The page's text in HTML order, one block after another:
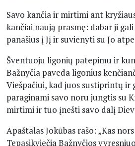
Savo kančia ir mirtimi ant
kančiai naują prasmę: dabar ji
panašius į Jį ir suvienyti su Jo
Šventuoju ligonių patepimu ir
Bažnyčia paveda ligonius
Viešpačiui, kad juos sustiprintų ir
paraginami savo noru jungtis su
mirtimi ir tuo įnešti savo dalį
Apaštalas Jokūbas rašo: „Kas
Tepasikviečia Bažnyčios